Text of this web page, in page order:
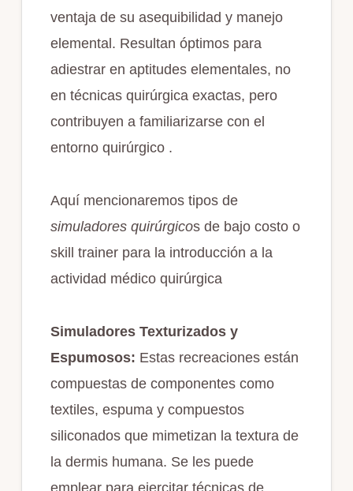
ventaja de su asequibilidad y manejo
elemental. Resultan óptimos para
adiestrar en aptitudes elementales, no
en técnicas quirúrgica exactas, pero
contribuyen a familiarizarse con el
entorno quirúrgico .
Aquí mencionaremos tipos de
simuladores quirúrgicos de bajo costo o
skill trainer para la introducción a la
actividad médico quirúrgica
Simuladores Texturizados y
Espumosos: Estas recreaciones están
compuestas de componentes como
textiles, espuma y compuestos
siliconados que mimetizan la textura de
la dermis humana. Se les puede
emplear para ejercitar técnicas de